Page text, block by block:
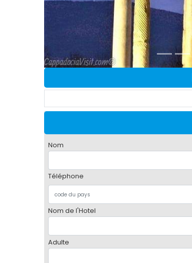
Nom
Téléphone
Nom de l'Hotel
Adulte